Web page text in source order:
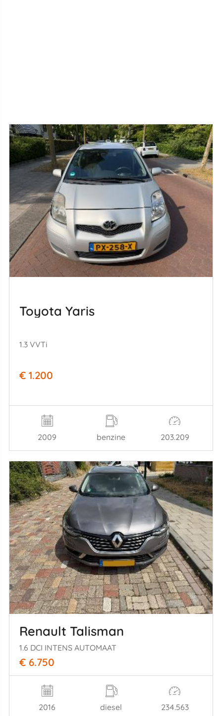
Toyota Yaris
1.3 VVTi
€ 1.200
2009 benzine 203.209
Renault Talisman
1.6 DCI INTENS AUTOMAAT
€ 6.750
2016 diesel 234.563